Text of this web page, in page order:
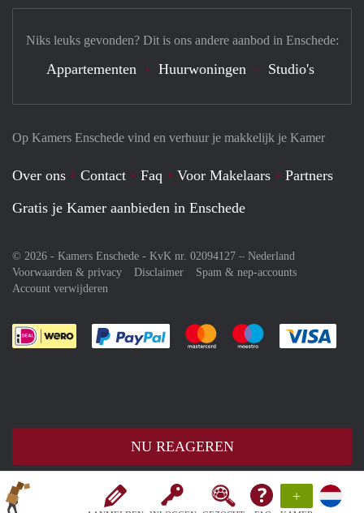
+
NU REAGEREN
Op Kamers Enschede vind en verhuur je makkelijk je Kamer
Over ons Contact Faq Voor Makelaars
Partners
Gratis je Kamer aanbieden in Enschede
© 2026 - Kamers Enschede - KvK nr. 02094127 – Nederland
Voorwaarden & privacy
Disclaimer
Spam & nep-accounts
Account verwijderen
Je rekent gemakkelijk af met Paypal
Je rekent gemakkelijk af met
Je rekent
Niks leuks gevonden? Dit is ons andere aanbod in Enschede:
Appartementen Huurwoningen Studio's